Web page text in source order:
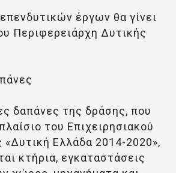
έργων θα γίνει
Περιφερειάρχη Δυτικής
δαπάνες της δράσης, που
του Επιχειρησιακού
«Δυτική Ελλάδα 2014-2020»,
κτήρια, εγκαταστάσεις